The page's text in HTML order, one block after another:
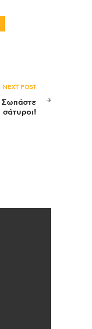
NEXT POST
Σωπάστε
σάτυροι!